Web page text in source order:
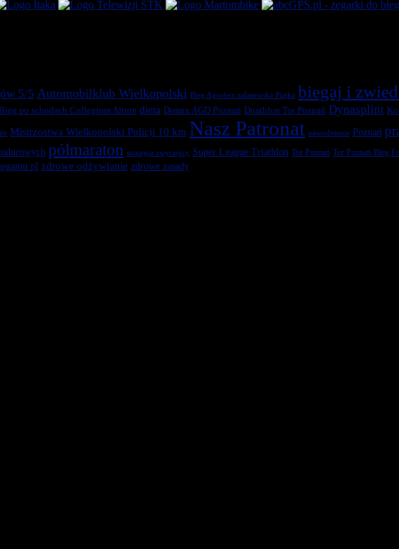
5/5 Automobilklub Wielkopolski Bieg Agrobex zalasewska Piątka biegaj i
po schodach Collegium Altum dieta Domix AGD Poznań Duathlon Tor Poznań Dynasplint
Mistrzostwa Wielkopolski Policji 10 km Nasz Patronat nawodnienie Poznań
półmaraton strategia zwycięzcy Super League Triathlon Tor Poznań Tor Poznań Bieg
zdrowe odżywianie zdrowe zasady